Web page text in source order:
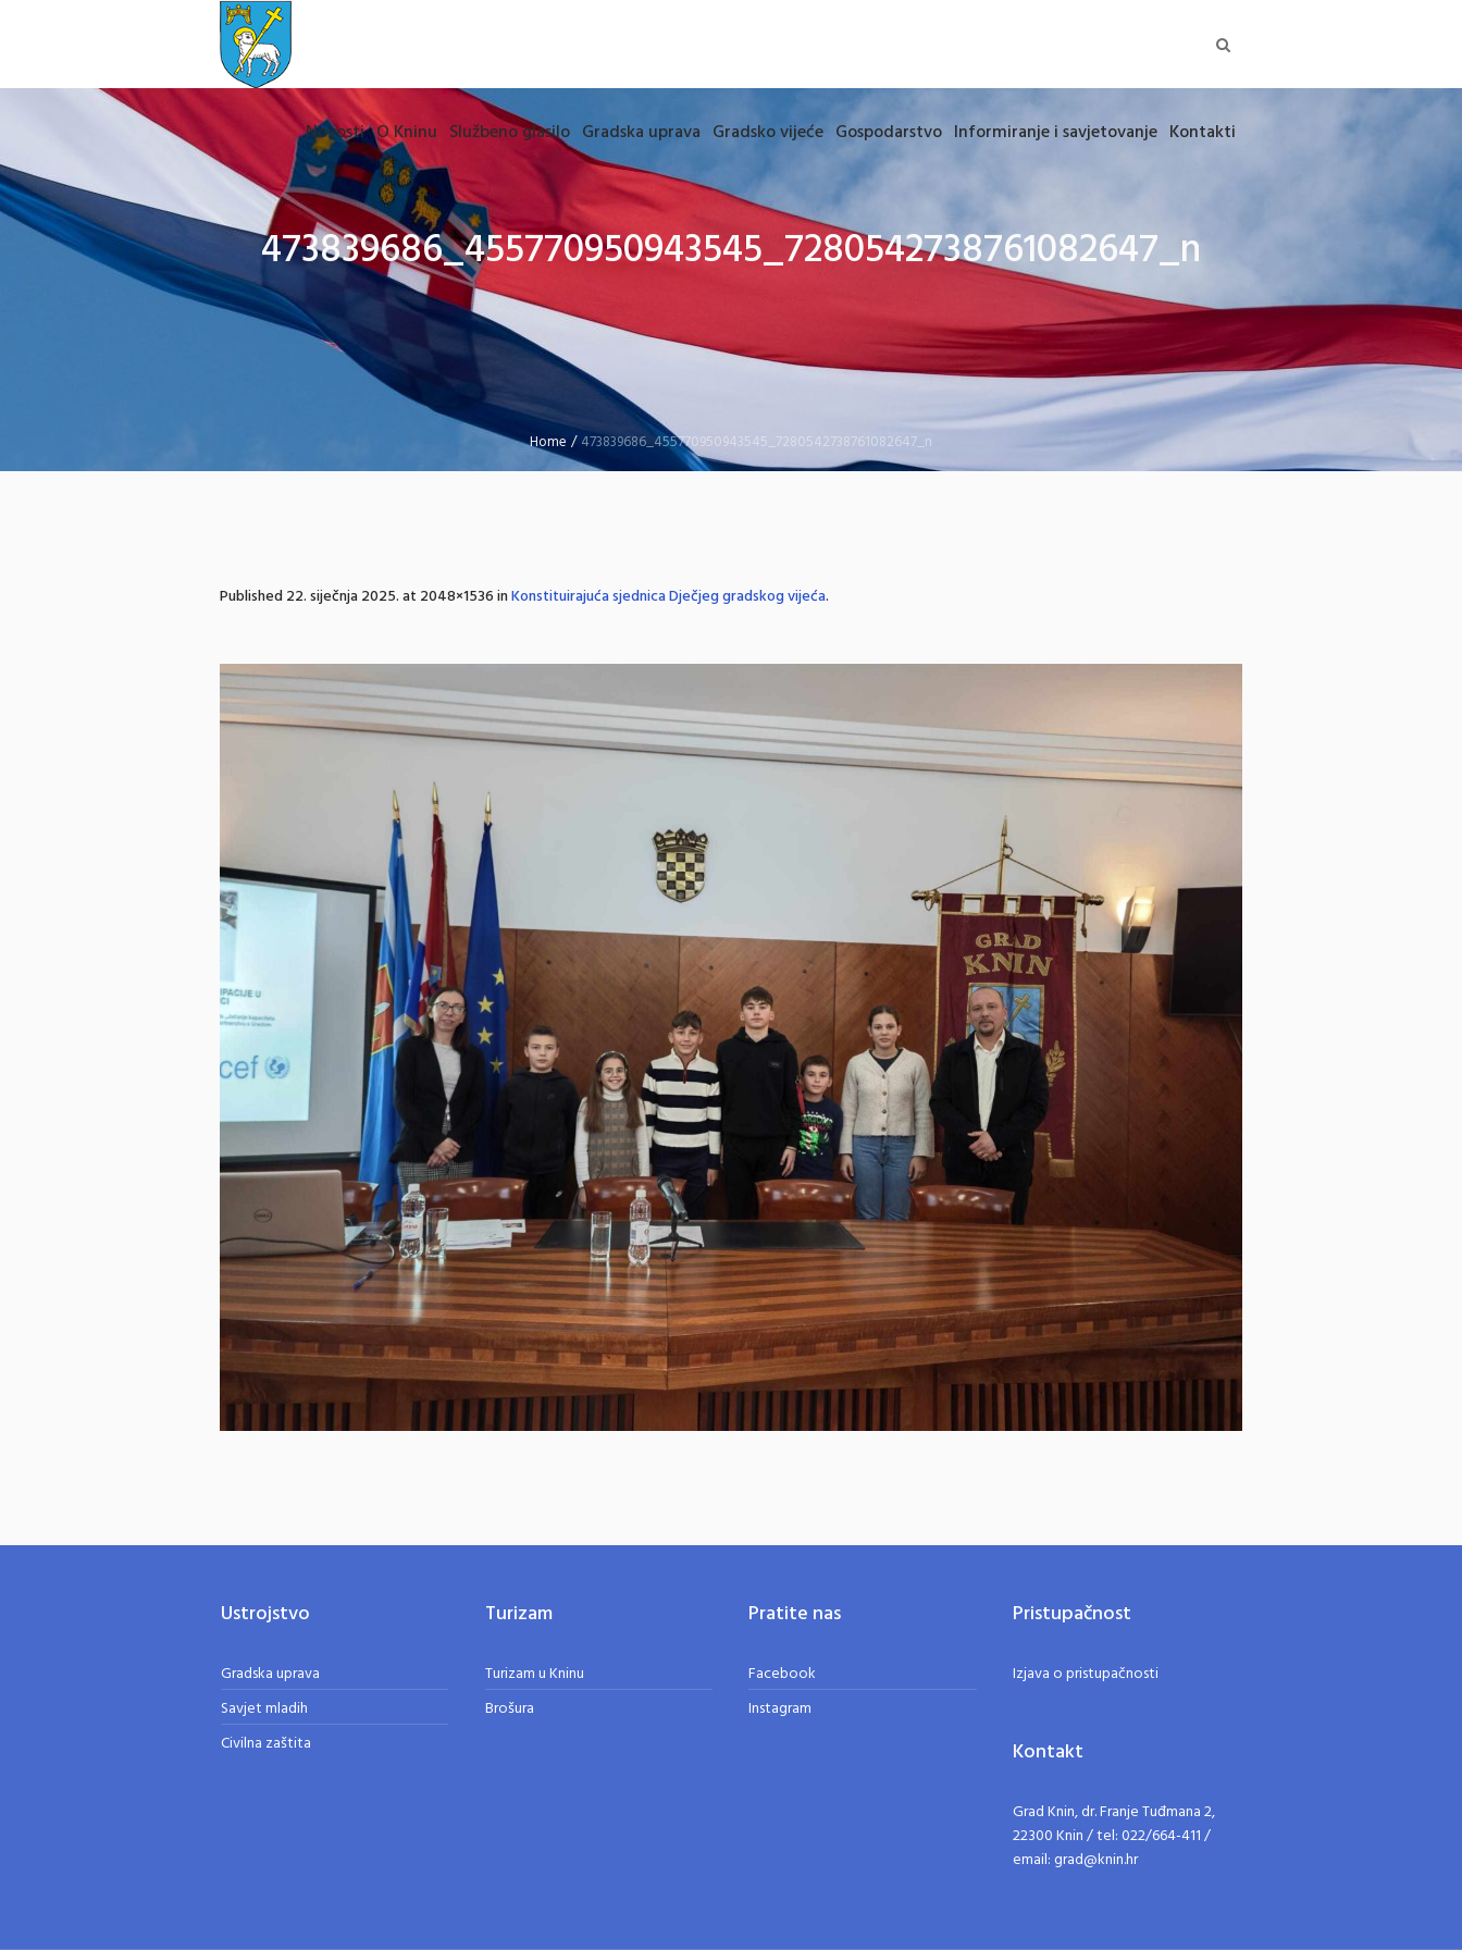
Novosti O Kninu Službeno glasilo Gradska uprava Gradsko vijeće Gospodarstvo Informiranje i savjetovanje Kontakti
473839686_455770950943545_7280542738761082647_n
Home /473839686_455770950943545_7280542738761082647_n
Published22. siječnja 2025.at 2048×1536 inKonstituirajuća sjednica Dječjeg gradskog vijeća.
Ustrojstvo
Gradska uprava
Savjet mladih
Civilna zaštita
Turizam
Turizam u Kninu
Brošura
Pratite nas
Facebook
Instagram
Pristupačnost
Izjava o pristupačnosti
Kontakt
Grad Knin, dr. Franje Tuđmana 2,
22300 Knin / tel: 022/664-411 /
email: grad@knin.hr